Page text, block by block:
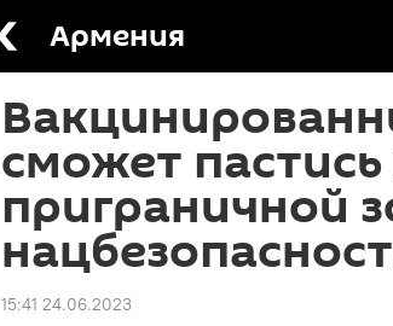
Армения
сможет пастись
приграничной
15:41 24.06.2023